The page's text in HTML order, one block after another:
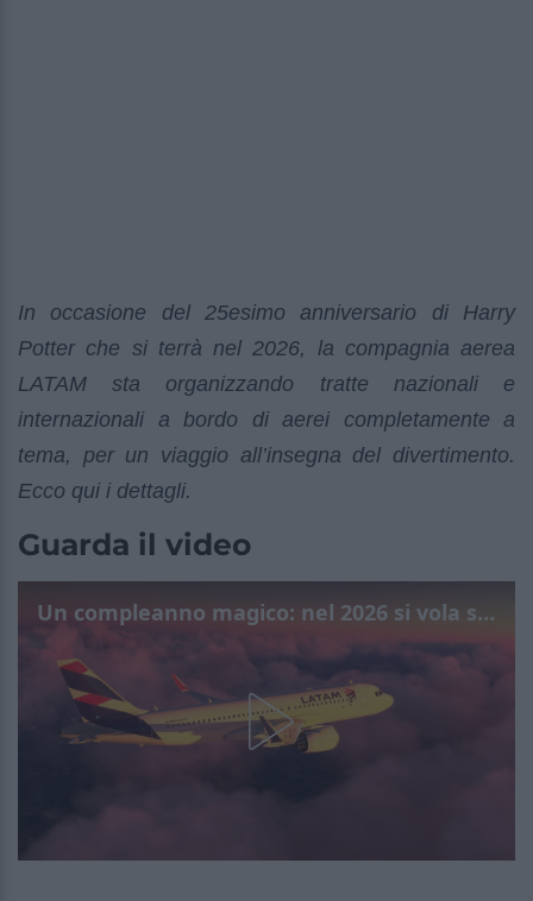
In occasione del 25esimo anniversario di Harry
Potter che si terrà nel 2026, la compagnia aerea
LATAM
sta organizzando tratte nazionali e
internazionali a bordo di aerei completamente a
tema, per un viaggio all’insegna del divertimento.
Ecco qui i dettagli.
Guarda il video
Un compleanno magico: nel 2026 si vola su aerei dedicati a Harry Potter